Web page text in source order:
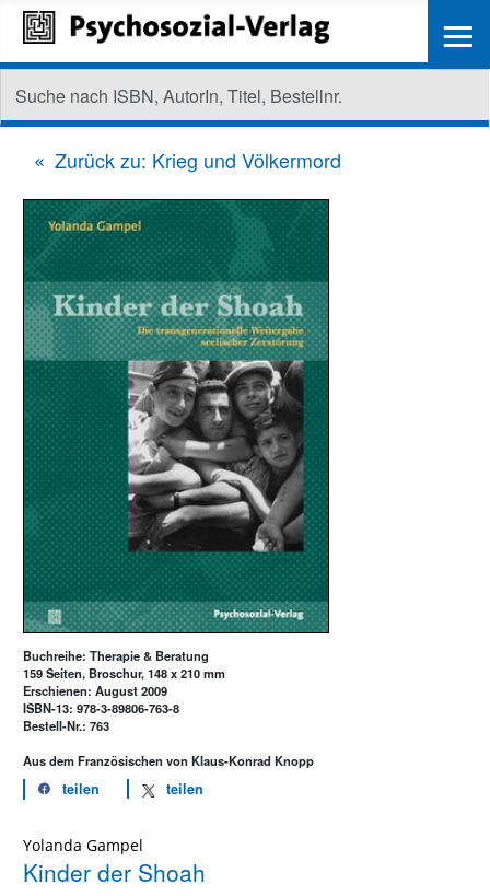
Zurück zu: Krieg und Völkermord
Buchreihe: Therapie & Beratung
159 Seiten, Broschur, 148 x 210 mm
Erschienen: August 2009
ISBN-13: 978-3-89806-763-8
Bestell-Nr.: 763
Aus dem Französischen von Klaus-Konrad Knopp
teilen teilen
Yolanda Gampel
Kinder der Shoah
≡